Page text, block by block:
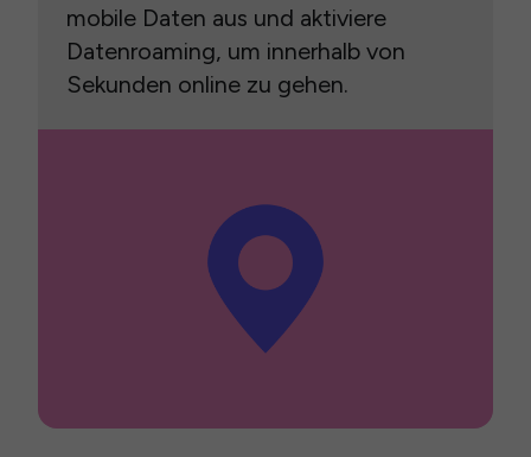
mobile Daten aus und aktiviere
Datenroaming, um innerhalb von
Sekunden online zu gehen.